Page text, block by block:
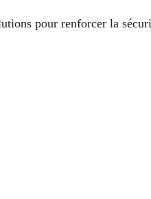
pour renforcer la